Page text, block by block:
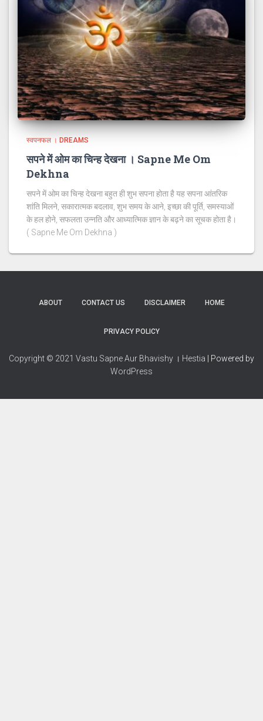
स्वपनफल । DREAMS
सपने में ओम का चिन्ह देखना । Sapne Me Om
Dekhna
सपने में ओम का चिन्ह देखना बहुत ही शुभ सपना होता है यह सपना आंतरिक
शांति मिलने, सकारात्मक बदलाव, शुभ समय के आने, इच्छा की पूर्ति, समस्याओं
के हल होने, सफलता उन्नति और आध्यात्मिक ज्ञान के बढ़ने का सूचक होता है।
( Sapne Me Om Dekhna )
ABOUT CONTACT US DISCLAIMER HOME
PRIVACY POLICY
Copyright © 2021 Vastu Sapne Aur Bhavishy । Hestia | Powered by
WordPress